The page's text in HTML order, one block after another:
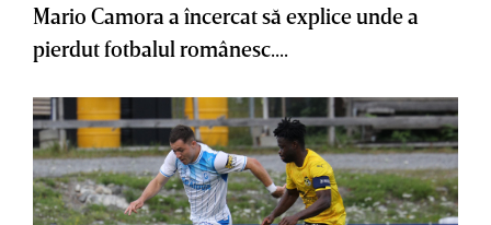
Mario Camora a încercat să explice unde a
pierdut fotbalul românesc....